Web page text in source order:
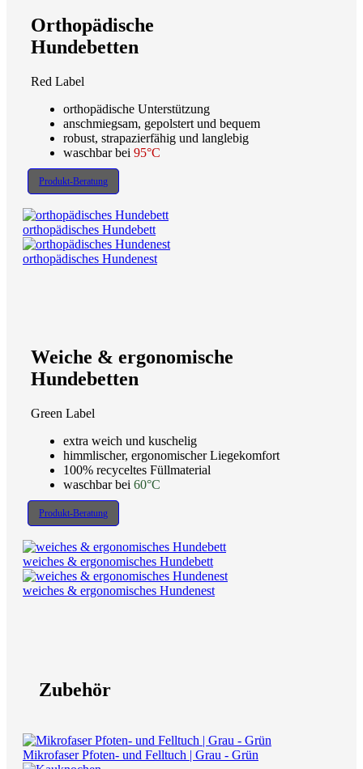
Orthopädische
Hundebetten
Red Label
orthopädische Unterstützung
anschmiegsam, gepolstert und bequem
robust, strapazierfähig und langlebig
waschbar bei 95°C
Produkt-Beratung
orthopädisches Hundebett
orthopädisches Hundenest
Weiche & ergonomische
Hundebetten
Green Label
extra weich und kuschelig
himmlischer, ergonomischer Liegekomfort
100% recyceltes Füllmaterial
waschbar bei 60°C
Produkt-Beratung
weiches & ergonomisches Hundebett
weiches & ergonomisches Hundenest
Zubehör
Mikrofaser Pfoten- und Felltuch | Grau - Grün